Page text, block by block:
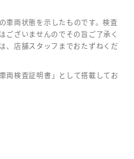
車両状態を示したものです。検査
ございませんのでその旨ご了承く
、店舗スタッフまでおたずねくだ
両検査証明書」として搭載してお